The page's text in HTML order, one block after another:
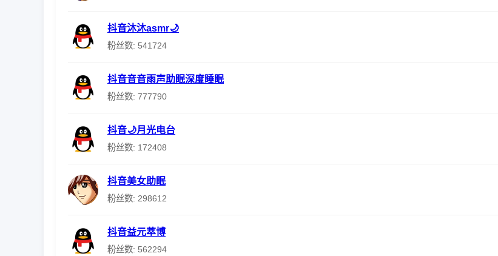
抖音沐沐asmr🌙
粉丝数: 541724
抖音音音雨声助眠深度睡眠
粉丝数: 777790
抖音🌙月光电台
粉丝数: 172408
抖音美女助眠
粉丝数: 298612
抖音益元萃博
粉丝数: 562294